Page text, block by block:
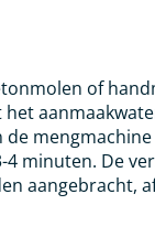
of
4 minuten. De
aangebracht,